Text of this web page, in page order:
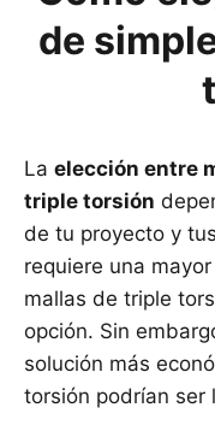
de
La elección entre
triple torsión
de tu proyecto y
requiere una
mallas de triple
opción. Sin
solución más
torsión podrían ser